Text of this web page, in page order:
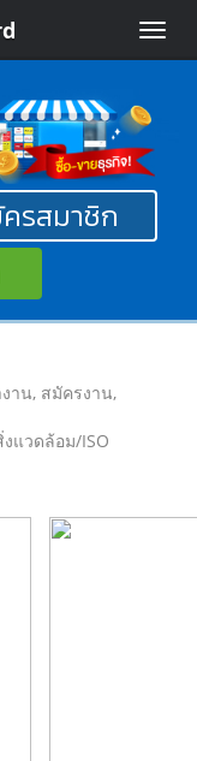
Toggle
รสมาชิก
าน, สมัครงาน,
แวดล้อม/ISO